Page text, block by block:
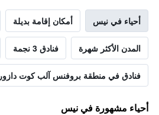
أحياء في نيس أمكان إقامة بديلة
المدن الأكثر شهرة فنادق 3 نجمة
فنادق في منطقة بروفنس آلب كوت دازور
أحياء مشهورة في نيس